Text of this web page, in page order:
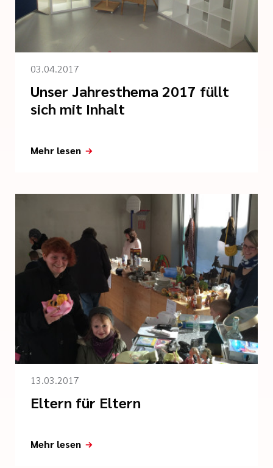
03.04.2017
Unser Jahresthema 2017 füllt
sich mit Inhalt
Mehr lesen
13.03.2017
Eltern für Eltern
Mehr lesen